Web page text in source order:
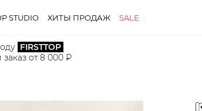
STUDIO ХИТЫ ПРОДАЖ SALE
FIRSTTOP
от 8 000 ₽